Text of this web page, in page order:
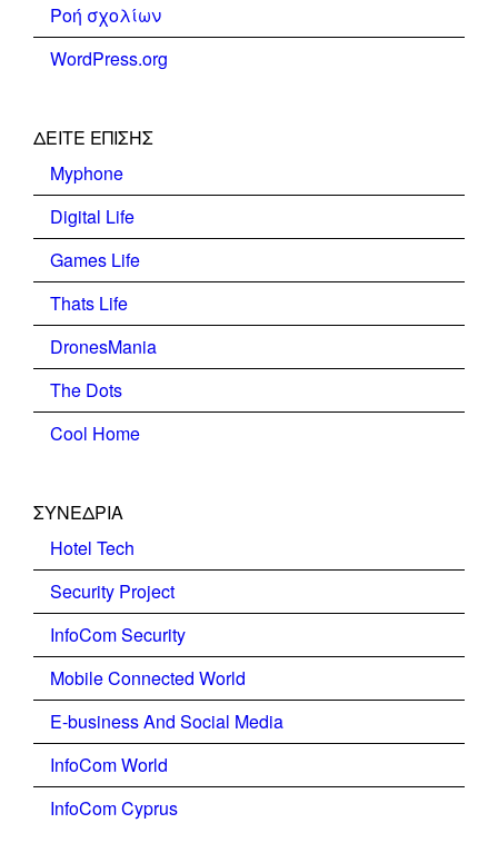
Ροή σχολίων
WordPress.org
ΔΕΊΤΕ ΕΠΊΣΗΣ
Myphone
Digital Life
Games Life
Thats Life
DronesMania
The Dots
Cool Home
ΣΥΝΕΔΡΙΑ
Hotel Tech
Security Project
InfoCom Security
Mobile Connected World
E-business And Social Media
InfoCom World
InfoCom Cyprus